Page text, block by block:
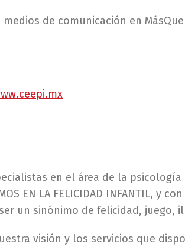
de comunicación en
en el área de la
EN LA FELICIDAD INFANTIL,
un sinónimo de felicidad, juego,
visión y los servicios que